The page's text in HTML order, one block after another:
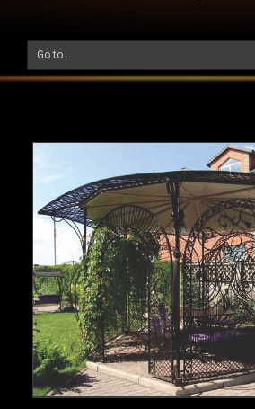
Go to...
Беседка №1